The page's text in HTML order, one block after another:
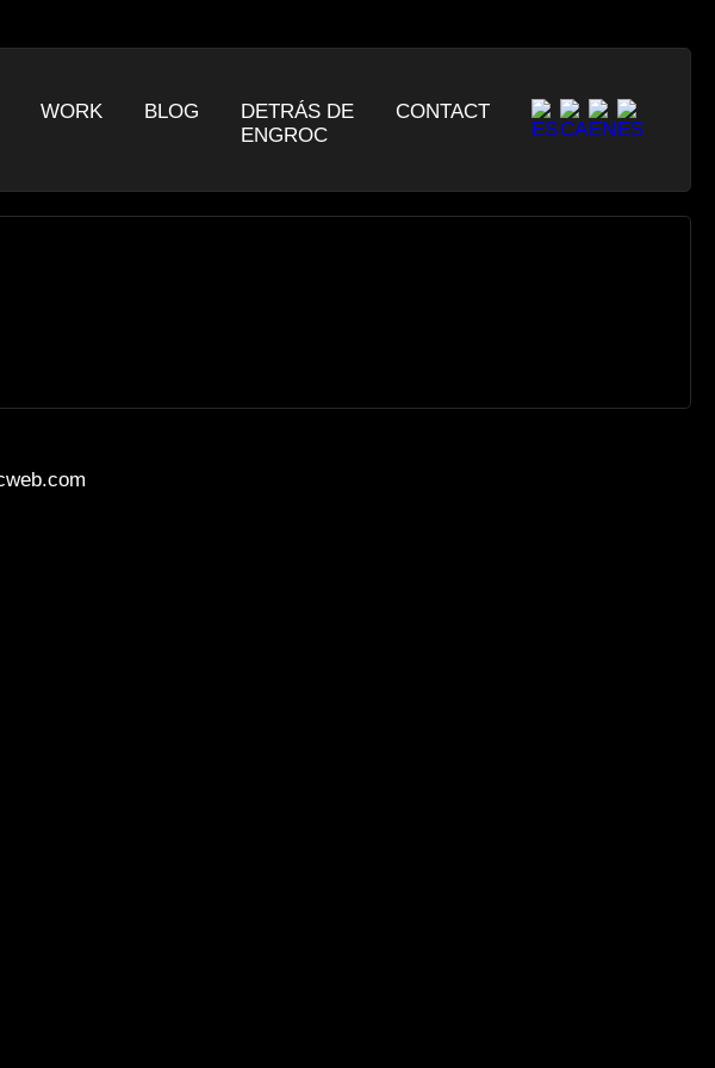
WORK BLOG
DETRÁS DE
ENGROC
CONTACT